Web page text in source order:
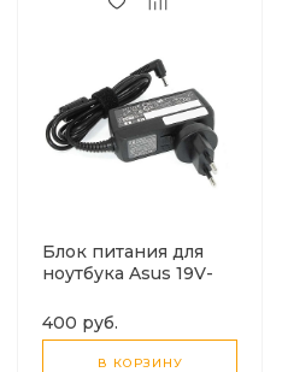
Блок питания для
ноутбука Asus 19V-
400 руб.
В КОРЗИНУ